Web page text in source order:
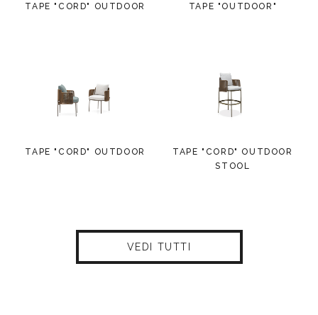
TAPE "CORD" OUTDOOR TAPE "OUTDOOR"
TAPE "CORD" OUTDOOR
TAPE "CORD" OUTDOOR
STOOL
VEDI TUTTI